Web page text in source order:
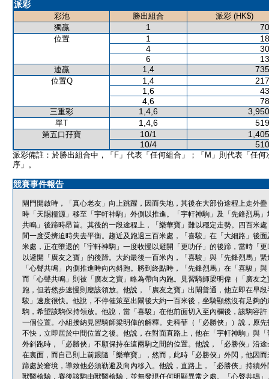
派彩
彩池 勝出組合
派彩 (HK$)
獨贏
1
位置 1
4
6
連贏 1,4
位置Q 1,4
1,6
4,6
三重彩 1,4,6
單T 1,4,6
第五口孖寶 10/1
10/4
派彩備註：於勝出組合中，「F」代表「任何組合」；「M」則代表「任何
序」。
競賽事件報告
閘門開啟時，「真心老友」向上跳躍，因而失地，其後在大部份途程上走外
時「天賜糧源」移至「宇軒神駒」外側以推進。「宇軒神駒」及「先鋒烈馬
共鳴」後蹄時昂首。其後的一段途程上，「樂華寶」難以穩定走勢。四百米
間一度受擠迫時失去平衡。趨近及跑過三百米處，「喜駿」在「大細路」後
米處，正在墮退的「宇軒神駒」一度收慢以避開「更叻仔」的後蹄，當時「
以避開「廣友之寶」的後蹄。大約最後一百米內，「喜駿」與「先鋒烈馬」
「心聲共鳴」內側推進時向內斜跑。將到終點時，「先鋒烈馬」在「喜駿」
而「心聲共鳴」則被「廣友之寶」略為帶向內跑。見習騎師梁明偉（「廣友
跑，但若然步速慢則應該領放。他說，「廣友之寶」出閘普通，他立即在早
駿」速度很快。他說，不停催策至出閘後大約一百米後，坐騎顯然沒有足夠
駒，希望該駒保持領放。他說，當「喜駿」在他前面切入至內欄後，該駒容
一個位置。小組接納見習騎師梁明偉的解釋。史科菲（「必勝俠」）說，原
不快，立即居於中間位置之後。他說，在對面直路上，他在「宇軒神駒」與
外斜跑時，「必勝俠」不願保持在這兩駒之間的位置。他說，「必勝俠」沿
在裏面，而自己則上前跟隨「樂華寶」，然而，此時「必勝俠」外閃，他因
蹄處於窘境，導致他必須勒避及向內移入。他說，直路上，「必勝俠」持續
獸醫檢驗，賽後該駒由獸醫檢驗，並無發現任何明顯異常之處。「心聲共鳴